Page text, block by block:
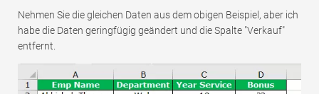
Nehmen Sie die gleichen Daten aus dem obigen Beispiel, aber ich
habe die Daten geringfügig geändert und die Spalte "Verkauf"
entfernt.